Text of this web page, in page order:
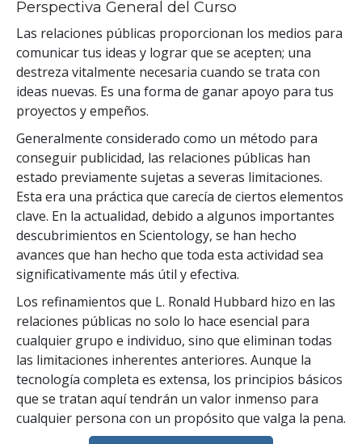
Perspectiva General del Curso
Las relaciones públicas proporcionan los medios para
comunicar tus ideas y lograr que se acepten; una
destreza vitalmente necesaria cuando se trata con
ideas nuevas. Es una forma de ganar apoyo para tus
proyectos y empeños.
Generalmente considerado como un método para
conseguir publicidad, las relaciones públicas han
estado previamente sujetas a severas limitaciones.
Esta era una práctica que carecía de ciertos elementos
clave. En la actualidad, debido a algunos importantes
descubrimientos en Scientology, se han hecho
avances que han hecho que toda esta actividad sea
significativamente más útil y efectiva.
Los refinamientos que L. Ronald Hubbard hizo en las
relaciones públicas no solo lo hace esencial para
cualquier grupo e individuo, sino que eliminan todas
las limitaciones inherentes anteriores. Aunque la
tecnología completa es extensa, los principios básicos
que se tratan aquí tendrán un valor inmenso para
cualquier persona con un propósito que valga la pena.